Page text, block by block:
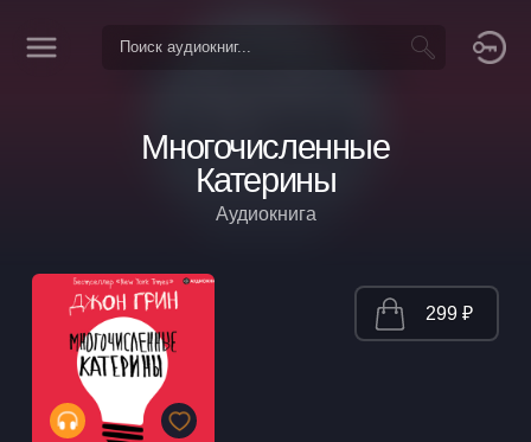
Многочисленные
Катерины
Аудиокнига
299 ₽